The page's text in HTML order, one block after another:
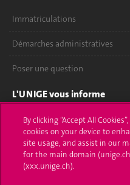
Immatriculations
Démarches administratives
Poser une question
L'UNIGE vous informe
UNIGE Mobile
Médias
Offres d'emploi
By clicking “Accept All
cookies on your device to
site usage, and assist in our
for the main domain
(xxx.unige.ch).